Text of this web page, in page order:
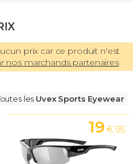
prix car ce produit n'est
nos marchands partenaires
les Uvex Sports Eyewear
19 € 95